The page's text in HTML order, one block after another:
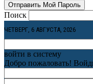
Поиск
ЧЕТВЕРГ, 6 АВГУСТА, 2026
войти в систему
Добро пожаловать!